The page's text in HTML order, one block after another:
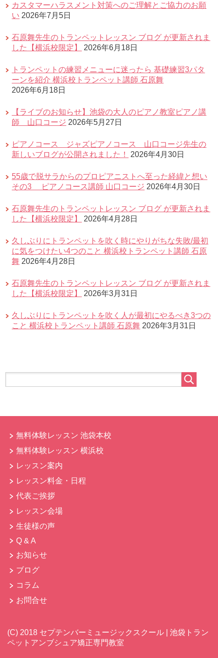
カスタマーハラスメント対策へのご理解とご協力のお願
い 2026年7月5日
石原舞先生のトランペットレッスン ブログ が更新されま
した【横浜校限定】
2026年6月18日
トランペットの練習メニューに迷ったら 基礎練習3パタ
ーンを紹介 横浜校トランペット講師 石原舞
2026年6月18日
【ライブのお知らせ】池袋の大人のピアノ教室ピアノ講
師 山口コージ 2026年5月27日
ピアノコース ジャズピアノコース 山口コージ先生の
新しいブログが公開されました！
2026年4月30日
55歳で脱サラからのプロピアニストへ至った経緯と想い
その3 ピアノコース講師 山口コージ 2026年4月30日
石原舞先生のトランペットレッスン ブログ が更新されま
した【横浜校限定】
2026年4月28日
久しぶりにトランペットを吹く時にやりがちな失敗/最初
に気をつけたい4つのこと 横浜校トランペット講師 石原
舞 2026年4月28日
石原舞先生のトランペットレッスン ブログ が更新されま
した【横浜校限定】
2026年3月31日
久しぶりにトランペットを吹く人が最初にやるべき3つの
こと 横浜校トランペット講師 石原舞 2026年3月31日
無料体験レッスン 池袋本校
無料体験レッスン 横浜校
レッスン案内
レッスン料金・日程
代表ご挨拶
レッスン会場
生徒様の声
Q & A
お知らせ
ブログ
コラム
お問合せ
(C) 2018 セプテンバーミュージックスクール | 池袋トラン
ペットアンブシュア矯正専門教室